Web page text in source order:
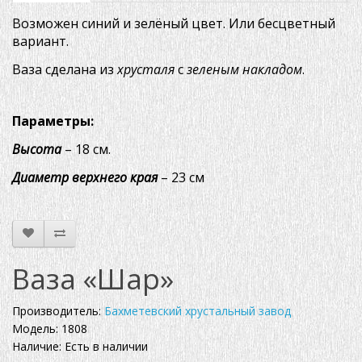
Возможен синий и зелёный цвет. Или бесцветный
вариант.
Ваза сделана изхрусталясзеленымнакладом.
Параметры:
Высота – 18 см.
Диаметр верхнего края– 23 см
Ваза «Шар»
Производитель:Бахметевский хрустальный завод
Модель: 1808
Наличие: Есть в наличии